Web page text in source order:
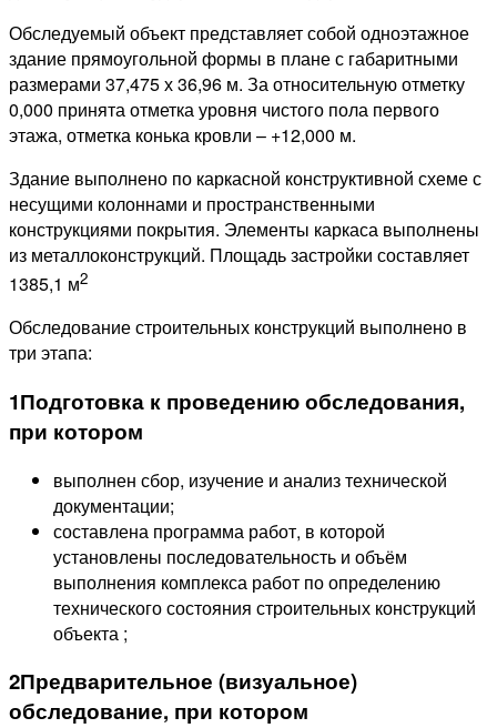
Обследуемый объект представляет собой одноэтажное
здание прямоугольной формы в плане с габаритными
размерами 37,475 х 36,96 м. За относительную отметку
0,000 принята отметка уровня чистого пола первого
этажа, отметка конька кровли – +12,000 м.
Здание выполнено по каркасной конструктивной схеме с
несущими колоннами и пространственными
конструкциями покрытия. Элементы каркаса выполнены
из металлоконструкций. Площадь застройки составляет
1385,1 м2
Обследование строительных конструкций выполнено в
три этапа:
1Подготовка к проведению обследования,
при котором
выполнен сбор, изучение и анализ технической
документации;
составлена программа работ, в которой
установлены последовательность и объём
выполнения комплекса работ по определению
технического состояния строительных конструкций
объекта ;
2Предварительное (визуальное)
обследование, при котором